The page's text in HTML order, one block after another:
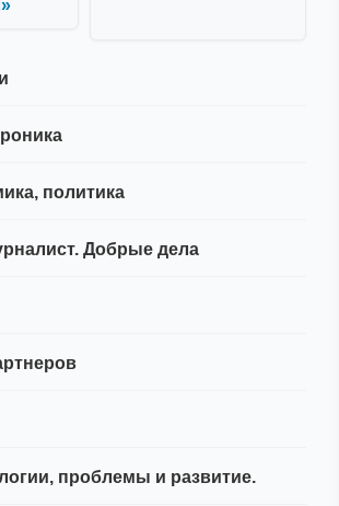
политика
Добрые дела
проблемы и развитие.